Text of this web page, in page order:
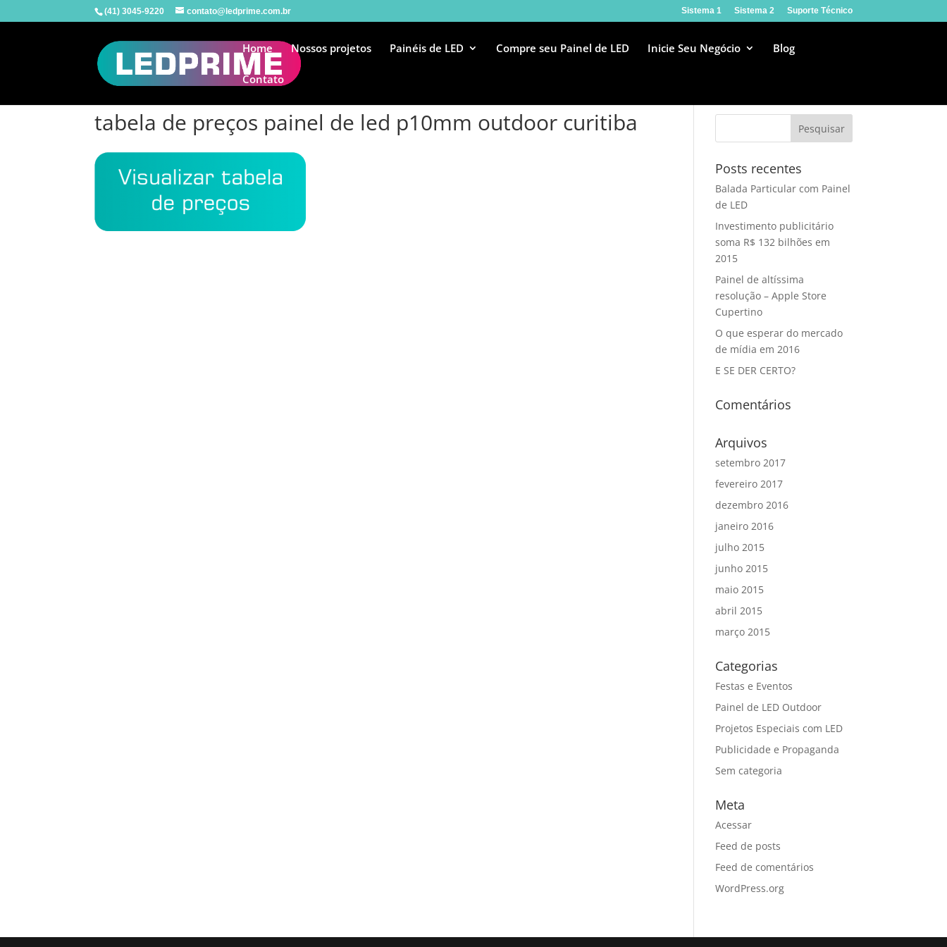
(41) 3045-9220 contato@ledprime.com.br Sistema 1 Sistema 2 Suporte Técnico
Home Nossos projetos Painéis de LED Compre seu Painel de LED Inicie Seu Negócio Blog
Contato
tabela de preços painel de led p10mm outdoor curitiba
Posts recentes
Balada Particular com Painel
de LED
Investimento publicitário
soma R$ 132 bilhões em
2015
Painel de altíssima
resolução – Apple Store
Cupertino
O que esperar do mercado
de mídia em 2016
E SE DER CERTO?
Comentários
Arquivos
setembro 2017
fevereiro 2017
dezembro 2016
janeiro 2016
julho 2015
junho 2015
maio 2015
abril 2015
março 2015
Categorias
Festas e Eventos
Painel de LED Outdoor
Projetos Especiais com LED
Publicidade e Propaganda
Sem categoria
Meta
Acessar
Feed de posts
Feed de comentários
WordPress.org